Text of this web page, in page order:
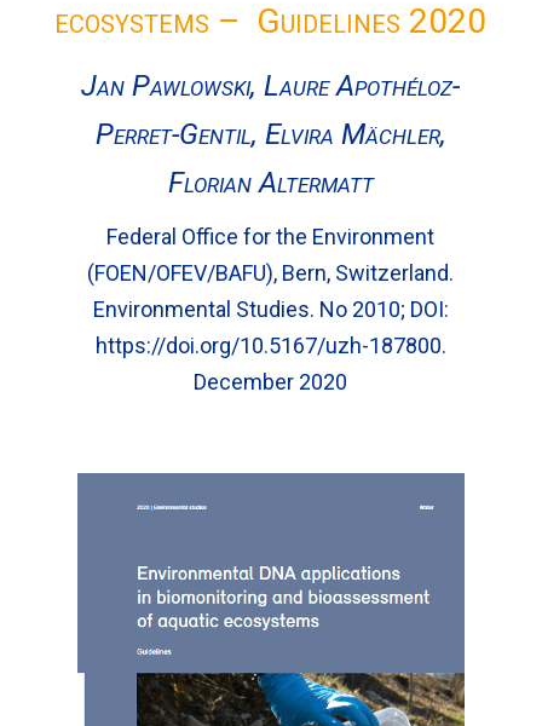
ecosystems – Guidelines 2020
Jan Pawlowski, Laure Apothéloz-
Perret-Gentil, Elvira Mächler,
Florian Altermatt
Federal Office for the Environment
(FOEN/OFEV/BAFU), Bern, Switzerland.
Environmental Studies. No 2010; DOI:
https://doi.org/10.5167/uzh-187800.
December 2020